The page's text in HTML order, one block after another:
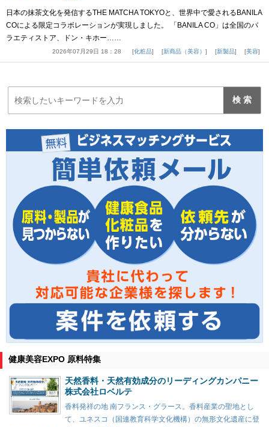
日本の抹茶文化を発信するTHE MATCHA TOKYOと、世界中で愛されるBANILA
COによる限定コラボレーションが実現しました。 「BANILA CO」は全国のバ
ラエティストア、ドン・キホー……
2026年07月29日 18：28 化粧品 新商品（美容） 新製品 美容
健康美容EXPO 原料特集
天然香料・天然有効成分のリーディングカンパニー
株式会社ロベルテ
香料発祥の地 南フランス・グラース。香料産業の聖地とし
て、ユネスコ（国連教育科学文化機構）の無形文化遺産に登